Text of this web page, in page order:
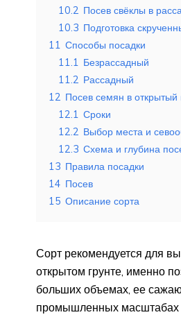
10.2 Посев свёклы в
10.3 Подготовка
11 Способы посадки
11.1 Безрассадный
11.2 Рассадный
12 Посев семян в открытый
12.1 Сроки
12.2 Выбор места и
12.3 Схема и глубина
13 Правила посадки
14 Посев
15 Описание сорта
Сорт рекомендуется для
открытом грунте, именно
больших объемах, ее
промышленных масштабах